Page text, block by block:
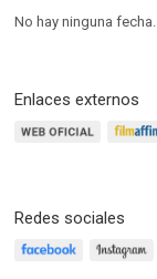
No hay ninguna fecha.
Enlaces externos
Redes sociales